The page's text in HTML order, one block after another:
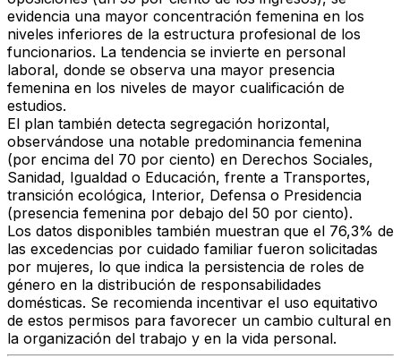
evidencia una mayor concentración femenina en los
niveles inferiores de la estructura profesional de los
funcionarios. La tendencia se invierte en personal
laboral, donde se observa una mayor presencia
femenina en los niveles de mayor cualificación de
estudios.
El plan también detecta segregación horizontal,
observándose una notable predominancia femenina
(por encima del 70 por ciento) en Derechos Sociales,
Sanidad, Igualdad o Educación, frente a Transportes,
transición ecológica, Interior, Defensa o Presidencia
(presencia femenina por debajo del 50 por ciento).
Los datos disponibles también muestran que el 76,3% de
las excedencias por cuidado familiar fueron solicitadas
por mujeres, lo que indica la persistencia de roles de
género en la distribución de responsabilidades
domésticas. Se recomienda incentivar el uso equitativo
de estos permisos para favorecer un cambio cultural en
la organización del trabajo y en la vida personal.